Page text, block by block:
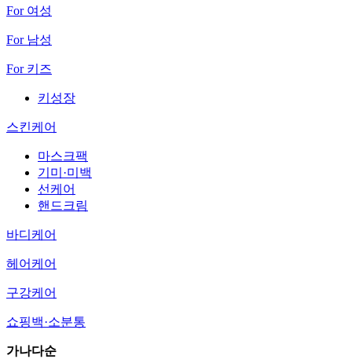
For 여성
For 남성
For 키즈
키성장
스킨케어
마스크팩
기미·미백
선케어
핸드크림
바디케어
헤어케어
구강케어
쇼핑백·소분통
가나다순